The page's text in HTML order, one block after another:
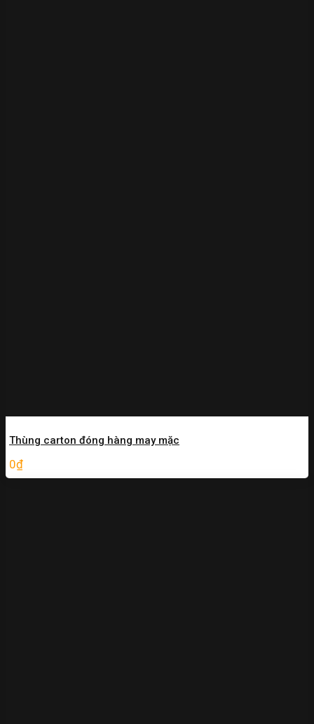
Thùng carton đóng hàng may mặc
0₫